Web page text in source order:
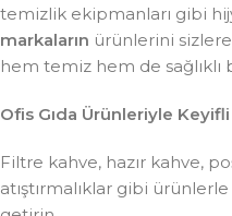
temizlik ekipmanları gibi
markaların ürünlerini
hem temiz hem de
Ofis Gıda Ürünleriyle
Filtre kahve, hazır kahve,
atıştırmalıklar gibi